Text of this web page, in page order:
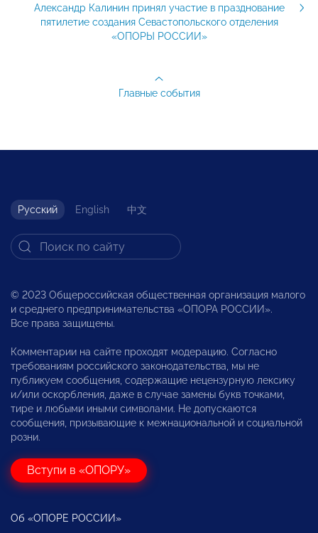
Александр Калинин принял участие в празднование
пятилетие создания Севастопольского отделения
«ОПОРЫ РОССИИ»
Главные события
Русский English 中文
© 2023 Общероссийская общественная организация малого
и среднего предпринимательства «ОПОРА РОССИИ».
Все права защищены.
Комментарии на сайте проходят модерацию. Согласно
требованиям российского законодательства, мы не
публикуем сообщения, содержащие нецензурную лексику
и/или оскорбления, даже в случае замены букв точками,
тире и любыми иными символами. Не допускаются
сообщения, призывающие к межнациональной и социальной
розни.
Вступи в «ОПОРУ»
Об «ОПОРЕ РОССИИ»